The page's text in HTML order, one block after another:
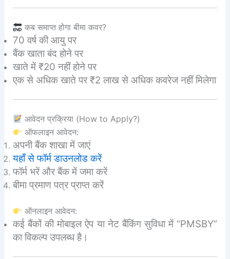
कब समाप्त होगा बीमा कवर?
70 वर्ष की आयु पर
बैंक खाता बंद होने पर
खाते में ₹20 नहीं होने पर
एक से अधिक खाते पर ₹2 लाख से अधिक कवरेज नहीं मिलेगा
आवेदन प्रक्रिया (How to Apply?)
ऑफलाइन आवेदन:
अपनी बैंक शाखा में जाएं
यहाँ से फॉर्म डाउनलोड करें
फॉर्म भरें और बैंक में जमा करें
बीमा प्रमाण पत्र प्राप्त करें
ऑनलाइन आवेदन:
कई बैंकों की मोबाइल ऐप या नेट बैंकिंग सुविधा में “PMSBY”
का विकल्प उपलब्ध है।